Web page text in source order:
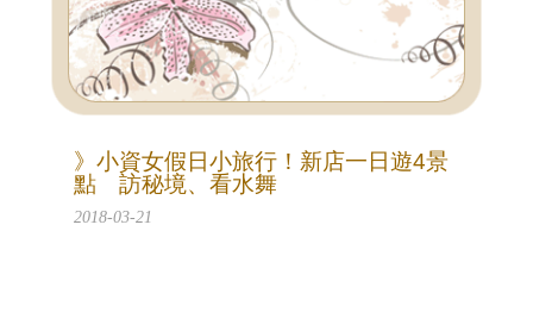
》小資女假日小旅行！新店一日遊4景
點 訪秘境、看水舞
2018-03-21